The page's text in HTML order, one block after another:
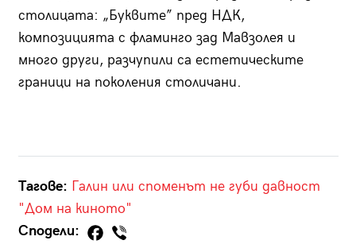
столицата: „Буквите” пред НДК,
композицията с фламинго зад Мавзолея и
много други, разчупили са естетическите
граници на поколения столичани.
Тагове: Галин или споменът не губи давност
"Дом на киното"
Сподели: